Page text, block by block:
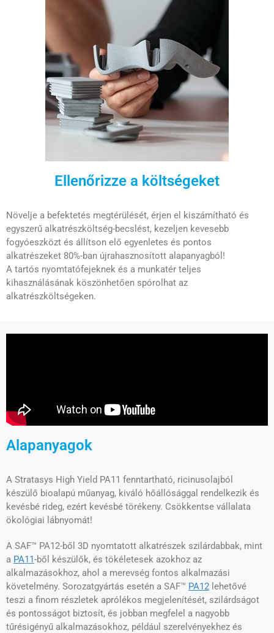
Ellenőrizze a költségeket
Növelje a befektetés megtérülését, érjen el kiszámítható és
egyszerű alkatrészköltség-becslést, kezeljen kevesebb
fogyóeszközt és állítson elő egyenletes és pontos
alkatrészeket 80%-ban újrahasznosított alapanyagból!
A tartós nyomtatófejeknek és a munkatér teljes
kihasználásának köszönhetően spórolhat az
alkatrészköltségeken.
Alapanyagok
A Stratasys High Yield PA11 fenntartható, ricinusolajból
készülő bioalapú műanyag, kiváló hőállósággal rendelkezik és
kevésbé rideg, ezért kevésbé törékeny. Csökkentse vállalata
ökológiai lábnyomát!
A SAF™ PA12-ből 3D nyomtatott alkatrészek szilárdabbak, mint
a PA11-ből készülők, és tökéletesek azokhoz az
alkalmazásokhoz, ahol a merevség fontos alkalmazási
követelmény. Sorozatgyártás esetén a SAF™ PA12 lehetővé
teszi a finom részletek aprólékos megjelenítését, szilárdságot
és pontosságot biztosít, és jobban megfelel a nagyobb
tűrésigényű alkalmazásokhoz, például szerelvényekhez és